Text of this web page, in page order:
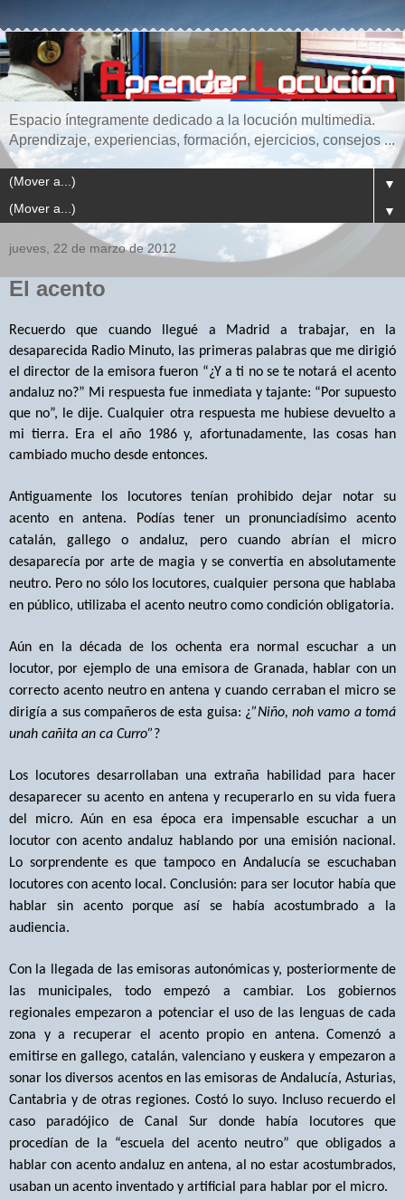
Espacio íntegramente dedicado a la locución multimedia.
Aprendizaje, experiencias, formación, ejercicios, consejos ...
▼
▼
jueves, 22 de marzo de 2012
El acento
Recuerdo que cuando llegué a Madrid a trabajar, en la
desaparecida Radio Minuto, las primeras palabras que me dirigió
el director de la emisora fueron “¿Y a ti no se te notará el acento
andaluz no?” Mi respuesta fue inmediata y tajante: “Por supuesto
que no”, le dije. Cualquier otra respuesta me hubiese devuelto a
mi tierra. Era el año 1986 y, afortunadamente, las cosas han
cambiado mucho desde entonces.
Antiguamente los locutores tenían prohibido dejar notar su
acento en antena. Podías tener un pronunciadísimo acento
catalán, gallego o andaluz, pero cuando abrían el micro
desaparecía por arte de magia y se convertía en absolutamente
neutro. Pero no sólo los locutores, cualquier persona que hablaba
en público, utilizaba el acento neutro como condición obligatoria.
Aún en la década de los ochenta era normal escuchar a un
locutor, por ejemplo de una emisora de Granada, hablar con un
correcto acento neutro en antena y cuando cerraban el micro se
dirigía a sus compañeros de esta guisa: ¿”Niño, noh vamo a tomá
unah cañita an ca Curro”?
Los locutores desarrollaban una extraña habilidad para hacer
desaparecer su acento en antena y recuperarlo en su vida fuera
del micro. Aún en esa época era impensable escuchar a un
locutor con acento andaluz hablando por una emisión nacional.
Lo sorprendente es que tampoco en Andalucía se escuchaban
locutores con acento local. Conclusión: para ser locutor había que
hablar sin acento porque así se había acostumbrado a la
audiencia.
Con la llegada de las emisoras autonómicas y, posteriormente de
las municipales, todo empezó a cambiar. Los gobiernos
regionales empezaron a potenciar el uso de las lenguas de cada
zona y a recuperar el acento propio en antena. Comenzó a
emitirse en gallego, catalán, valenciano y euskera y empezaron a
sonar los diversos acentos en las emisoras de Andalucía, Asturias,
Cantabria y de otras regiones. Costó lo suyo. Incluso recuerdo el
caso paradójico de Canal Sur donde había locutores que
procedían de la “escuela del acento neutro” que obligados a
hablar con acento andaluz en antena, al no estar acostumbrados,
usaban un acento inventado y artificial para hablar por el micro.